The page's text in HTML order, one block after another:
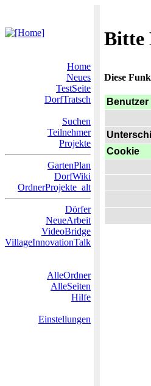
Bitte
Home
Neues
TestSeite
DorfTratsch
Suchen
Teilnehmer
Projekte
GartenPlan
DorfWiki
OrdnerProjekte_alt
Dörfer
NeueArbeit
VideoBridge
VillageInnovationTalk
AlleOrdner
AlleSeiten
Hilfe
Einstellungen
Diese
Benutzer
Cookie